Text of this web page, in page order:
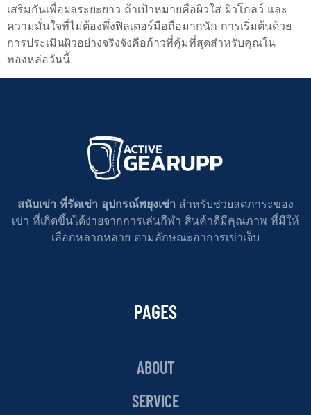
เสริมกันเพื่อผลระยะยาว ถ้าเป้าหมายคือผิวใส ผิวโกลว์ และ
ความมั่นใจที่ไม่ต้องพึ่งฟิลเตอร์มือถือมากนัก การเริ่มต้นด้วย
การประเมินผิวอย่างจริงจังคือก้าวที่คุ้มที่สุดสำหรับคุณใน
ทองหล่อวันนี้
สนับเข่า ที่รัดเข่า อุปกรณ์พยุงเข่า สำหรับช่วยลดภาระของ
เข่า ที่เกิดขึ้นได้ง่ายจากการเล่นกีฬา สินค้าดีมีคุณภาพ ที่มีให้
เลือกหลากหลาย ตามลักษณะอาการเข่าเจ็บ
PAGES
ABOUT
SERVICE